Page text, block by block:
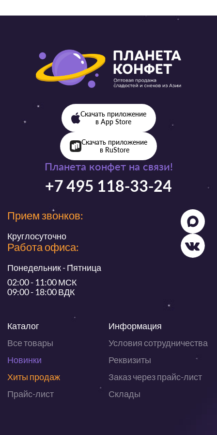
Планета конфет на связи!
+7 495 118-33-24
Прием звонков:
Круглосуточно
Работа офиса:
Понедельник - Пятница
02:00 - 11:00 МСК
09:00 - 18:00 ВДК
Каталог
Все товары
Новинки
Хиты продаж
Прайс-лист
Информация
Условия сотрудничества
Реквизиты
Заказ через прайс-лист
Склады
Скачать приложение
в App Store
Скачать приложение
в RuStore